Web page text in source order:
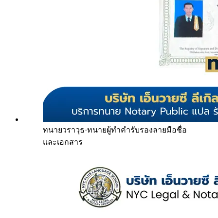
ทนายวราวุธ·ทนายผู้ทำคำรับรองลายมือชื่อ
และเอกสาร